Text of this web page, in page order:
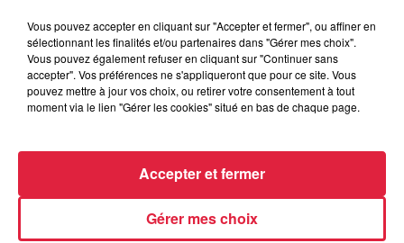
Entrée libre, mais réservation obligatoire :
https://asr67.ebrigade.fr/modules/activitepartage/
s=0&id=2970
https://fb.me/e/67RpN7HLV
https://lesanodins.com/2025/04/05/les-anodins-font-les-fous-
Vous pouvez accepter en cliquant sur "Accepter et fermer", ou affiner en
sélectionnant les finalités et/ou partenaires dans "Gérer mes choix".
Vous pouvez également refuser en cliquant sur "Continuer sans
accepter". Vos préférences ne s'appliqueront que pour ce site. Vous
pouvez mettre à jour vos choix, ou retirer votre consentement à tout
moment via le lien "Gérer les cookies" situé en bas de chaque page.
Gérer mes choix
Accepter et fermer